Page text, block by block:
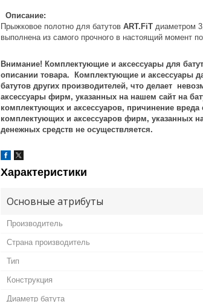
Описание:
Прыжковое полотно для батутов ART.FiT диаметром
выполнена из самого прочного в настоящий момент
Внимание! Комплектующие и аксессуары для
описании товара. Комплектующие и аксессуары
батутов других производителей, что делает
аксессуары фирм, указанных на нашем сайт на
комплектующих и аксессуаров, причинение
комплектующих и аксессуаров фирм, указанных
денежных средств не осуществляется.
Характеристики
Основные атрибуты
Производитель
Страна производитель
Тип
Конструкция
Диаметр батута